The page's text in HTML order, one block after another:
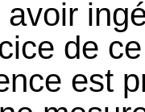
de
est